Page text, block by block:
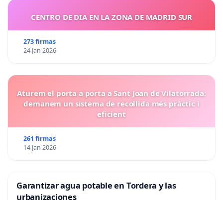
treaty-on-pandemics/
Link de la fuente original (Gobierno de España)
CENTRO DE DIA EN LA ZONA DE MADRID SUR
273 firmas
24 Jan 2026
Aturem el porta a porta a Sant Joan de Vilatorrada:
demanem un sistema de recollida més pràctic i
eficient
261 firmas
14 Jan 2026
Garantizar agua potable en Tordera y las
urbanizaciones